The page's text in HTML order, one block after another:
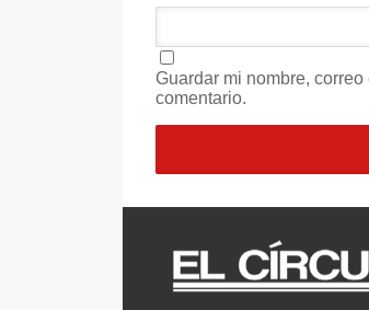
Guardar mi nombre,
comentario.